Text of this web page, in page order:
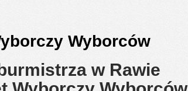
Wyborców
w Rawie